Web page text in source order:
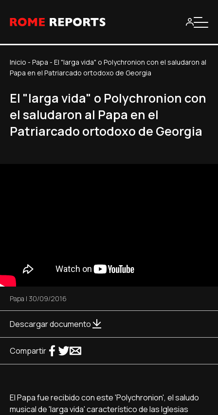
Inicio - Papa - El "larga vida" o Polychronion con el saludaron al
Papa en el Patriarcado ortodoxo de Georgia
El "larga vida" o Polychronion con
el saludaron al Papa en el
Patriarcado ortodoxo de Georgia
Papa | 30/09/2016
Descargar documento
Compartir
El Papa fue recibido con este 'Polychronion', el saludo
musical de 'larga vida' caracterí­stico de las Iglesias